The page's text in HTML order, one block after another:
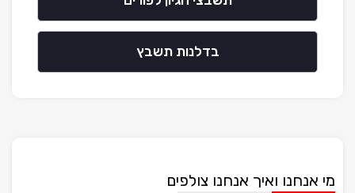
בדלנות תשבץ
מי אנחנו ואיך אנחנו צולפים